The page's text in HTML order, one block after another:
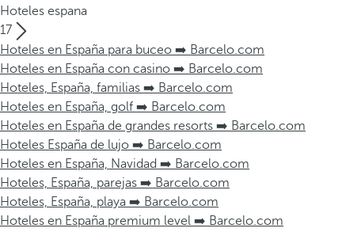
Hoteles espana
17
Hoteles en España para buceo ➡️ Barcelo.com
Hoteles en España con casino ➡️ Barcelo.com
Hoteles, España, familias ➡️ Barcelo.com
Hoteles en España, golf ➡️ Barcelo.com
Hoteles en España de grandes resorts ➡️ Barcelo.com
Hoteles España de lujo ➡️ Barcelo.com
Hoteles en España, Navidad ➡️ Barcelo.com
Hoteles, España, parejas ➡️ Barcelo.com
Hoteles, España, playa ➡️ Barcelo.com
Hoteles en España premium level ➡️ Barcelo.com